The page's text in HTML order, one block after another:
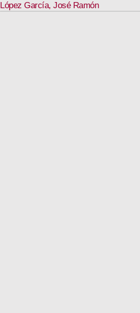
López García,José Ramón